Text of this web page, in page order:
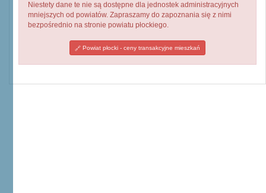
Niestety dane te nie są dostępne dla jednostek administracyjnych
mniejszych od powiatów. Zapraszamy do zapoznania się z nimi
bezpośrednio na stronie powiatu płockiego.
Powiat płocki - ceny transakcyjne mieszkań